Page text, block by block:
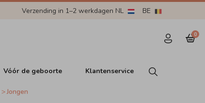
Verzending in 1–2 werkdagen NL BE
0
Vóór de geboorte Klantenservice
Jongen